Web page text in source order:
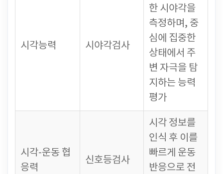
시각능력 시야각검사
한 시야각을
측정하며, 중
심에 집중한
상태에서 주
변 자극을 탐
지하는 능력
평가
시각-운동 협
응력
신호등검사
시각 정보를
인식 후 이를
빠르게 운동
반응으로 전